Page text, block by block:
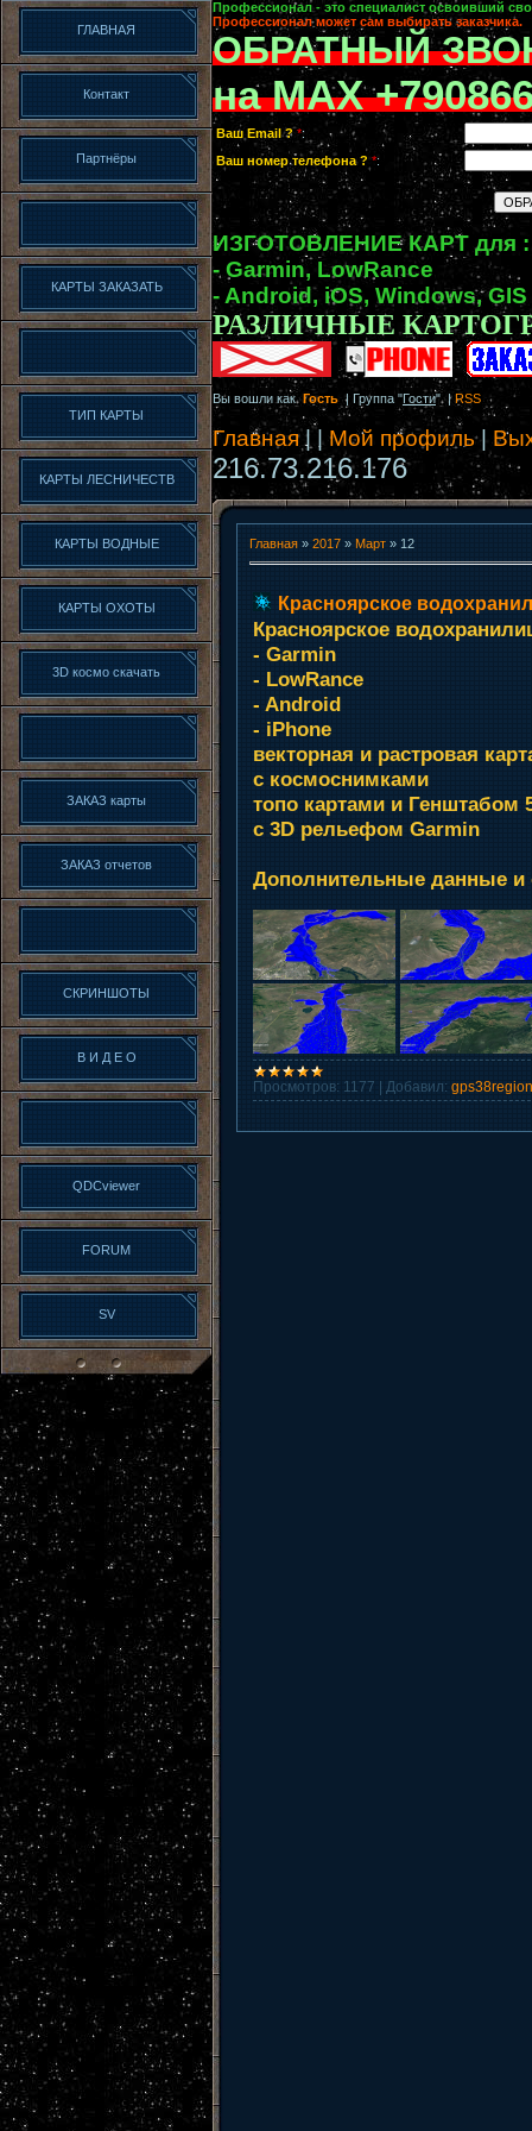
ГЛАВНАЯ
Контакт
Партнёры
КАРТЫ ЗАКАЗАТЬ
ТИП КАРТЫ
КАРТЫ ЛЕСНИЧЕСТВ
КАРТЫ ВОДНЫЕ
КАРТЫ ОХОТЫ
3D космо скачать
ЗАКАЗ карты
ЗАКАЗ отчетов
СКРИНШОТЫ
В И Д Е О
QDCviewer
FORUM
SV
Профессионал - это специалист освоивший
Профессионал может сам выбирать заказчика.
ОБРАТНЫЙ
на MAX
Ваш Email ? *:
Ваш номер телефона ? *:
ИЗГОТОВЛЕНИЕ КАРТ для :
- Garmin, LowRance
- Android, iOS, Windows, GIS
РАЗЛИЧНЫЕ
Вы вошли какГость | Группа "Гости" |RSS
Главная| | Мой профиль|
216.73.216.176
Главная » 2017 » Март » 12
Красноярское
Красноярское
- Garmin
- LowRance
- Android
- iPhone
векторная и растровая
с космоснимками
топо картами и Генштабом
с 3D рельефом Garmin
Дополнительные данные
Просмотров: 1177 Добавил: gps38region